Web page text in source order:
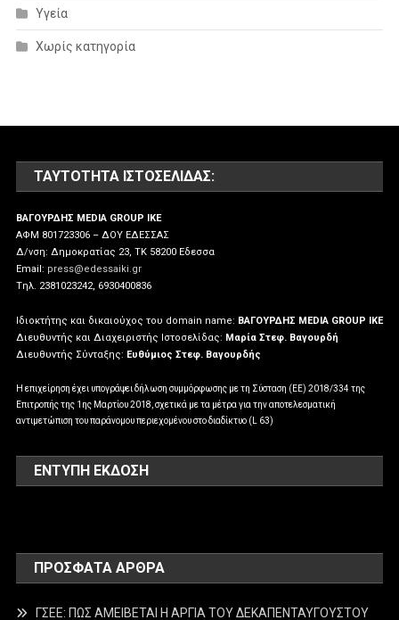
Υγεία
Χωρίς κατηγορία
ΤΑΥΤΌΤΗΤΑ ΙΣΤΟΣΕΛΊΔΑΣ:
ΒΑΓΟΥΡΔΗΣ MEDIA GROUP IKE
ΑΦΜ 801723306 – ΔΟΥ ΕΔΕΣΣΑΣ
Δ/νση: Δημοκρατίας 23, ΤΚ 58200 Εδεσσα
Email: press@edessaiki.gr
Tηλ. 2381023242, 6930400836
Ιδιοκτήτης και δικαιούχος του domain name: ΒΑΓΟΥΡΔΗΣ MEDIA GROUP IKE
Διευθυντής και Διαχειριστής Ιστοσελίδας: Μαρία Στεφ. Βαγουρδή
Διευθυντής Σύνταξης: Ευθύμιος Στεφ. Βαγουρδής
Η επιχείρηση έχει υπογράψει δήλωση συμμόρφωσης με τη Σύσταση (ΕΕ) 2018/334 της
Επιτροπής της 1ης Μαρτίου 2018, σχετικά με τα μέτρα για την αποτελεσματική
αντιμετώπιση του παράνομου περιεχομένου στο διαδίκτυο (L 63)
ΕΝΤΥΠΗ ΕΚΔΟΣΗ
ΠΡΌΣΦΑΤΑ ΆΡΘΡΑ
ΓΣΕΕ: ΠΩΣ ΑΜΕΙΒΕΤΑΙ Η ΑΡΓΙΑ ΤΟΥ ΔΕΚΑΠΕΝΤΑΥΓΟΥΣΤΟΥ